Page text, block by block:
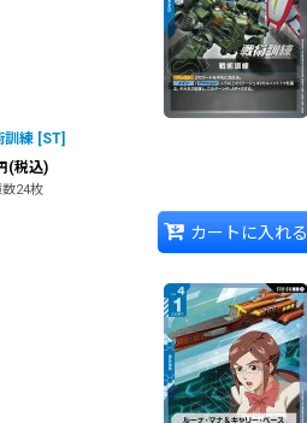
訓練 [ST]
(税込)
数24枚
カートに入れる